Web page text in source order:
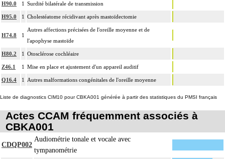
H90.0 1 Surdité bilatérale de transmission
H95.0 1 Cholestéatome récidivant après mastoïdectomie
H74.8 1
Autres affections précisées de l'oreille moyenne et de
l'apophyse mastoïde
H80.2 1 Otosclérose cochléaire
Z46.1 1 Mise en place et ajustement d'un appareil auditif
Q16.4 1 Autres malformations congénitales de l'oreille moyenne
Liste de diagnostics CIM10 pour CBKA001 générée à partir des statistiques du PMSI français
Actes CCAM fréquemment associés à
CBKA001
CDQP002
Audiométrie tonale et vocale avec
tympanométrie